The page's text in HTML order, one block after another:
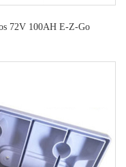
72V 100AH E-Z-Go